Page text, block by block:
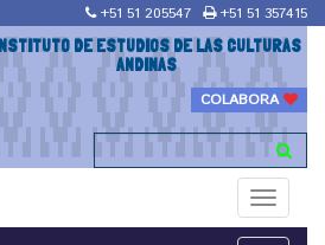
+51 51 205547 +51 51 357415
INSTITUTO DE ESTUDIOS DE LAS CULTURAS
ANDINAS
COLABORA
Toggle